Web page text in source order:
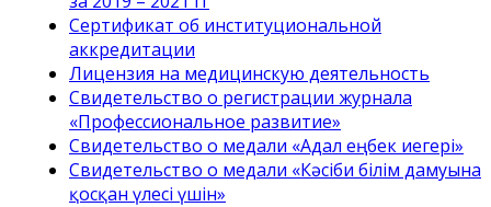
Сертификат об институциональной
аккредитации
Лицензия на медицинскую деятельность
Свидетельство о регистрации журнала
«Профессиональное развитие»
Свидетельство о медали «Адал еңбек иегері»
Свидетельство о медали «Кәсіби білім дамуына
қосқан үлесі үшін»